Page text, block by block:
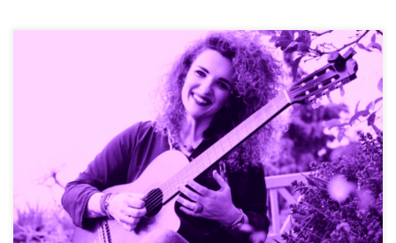
Την Παρασκευή 3 Ιουλίου η Μαρούλα Κασκαβέλη & ο Γιώργος
Γουρζουλίδης προσκαλούν το κοινό σε μια δροσερή βραδιά,
γεμάτη λατρεμένες μελωδίες! Η Μαρούλα (Μαρία – Αργυρώ)
Κασκαβέλη γεννήθηκε στην Αθήνα και από μικρή ήταν ένα ανήσυχο
παιδί που ήθελε να μάθει και να κάνει πολλά. Τα βήματα της την
οδήγησαν […]